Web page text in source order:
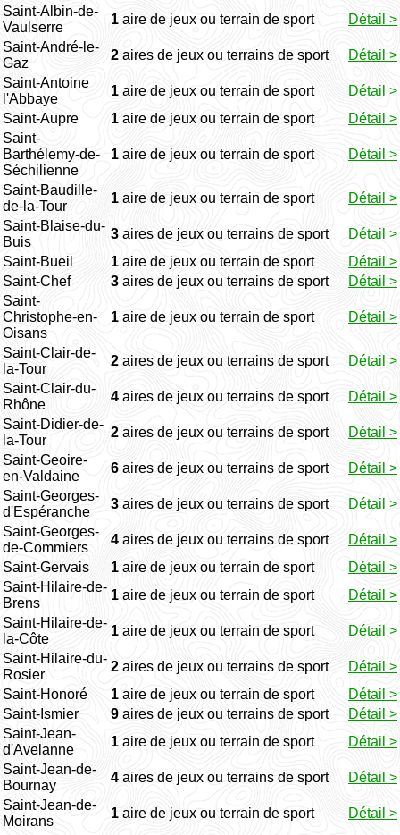
Saint-Albin-de-
Vaulserre
1 aire de jeux ou terrain de sport
Détail >
Saint-André-le-
Gaz
2 aires de jeux ou terrains de sport
Détail >
Saint-Antoine
l'Abbaye
1 aire de jeux ou terrain de sport
Détail >
Saint-Aupre
1 aire de jeux ou terrain de sport
Détail >
Saint-
Barthélemy-de-
Séchilienne
1 aire de jeux ou terrain de sport Détail >
Saint-Baudille-
de-la-Tour
1 aire de jeux ou terrain de sport
Détail >
Saint-Blaise-du-
Buis
3 aires de jeux ou terrains de sport
Détail >
Saint-Bueil
1 aire de jeux ou terrain de sport
Détail >
Saint-Chef
3 aires de jeux ou terrains de sport
Détail >
Saint-
Christophe-en-
Oisans
1 aire de jeux ou terrain de sport Détail >
Saint-Clair-de-
la-Tour
2 aires de jeux ou terrains de sport
Détail >
Saint-Clair-du-
Rhône
4 aires de jeux ou terrains de sport
Détail >
Saint-Didier-de-
la-Tour
2 aires de jeux ou terrains de sport
Détail >
Saint-Geoire-
en-Valdaine
6 aires de jeux ou terrains de sport
Détail >
Saint-Georges-
d'Espéranche
3 aires de jeux ou terrains de sport
Détail >
Saint-Georges-
de-Commiers
4 aires de jeux ou terrains de sport
Détail >
Saint-Gervais
1 aire de jeux ou terrain de sport
Détail >
Saint-Hilaire-de-
Brens
1 aire de jeux ou terrain de sport
Détail >
Saint-Hilaire-de-
la-Côte
1 aire de jeux ou terrain de sport
Détail >
Saint-Hilaire-du-
Rosier
2 aires de jeux ou terrains de sport
Détail >
Saint-Honoré
1 aire de jeux ou terrain de sport
Détail >
Saint-Ismier
9 aires de jeux ou terrains de sport
Détail >
Saint-Jean-
d'Avelanne
1 aire de jeux ou terrain de sport
Détail >
Saint-Jean-de-
Bournay
4 aires de jeux ou terrains de sport
Détail >
Saint-Jean-de-
Moirans
1 aire de jeux ou terrain de sport
Détail >